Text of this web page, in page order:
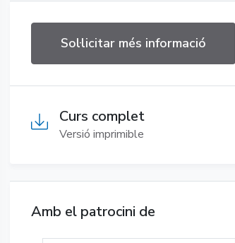
Sol·licitar més informació
Curs complet
Versió imprimible
Amb el patrocini de